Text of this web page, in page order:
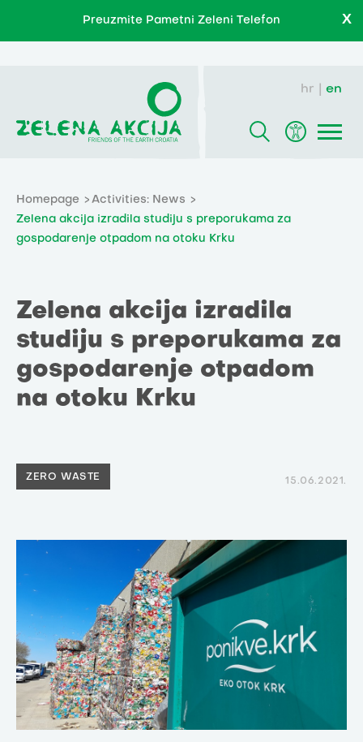
Preuzmite Pametni Zeleni Telefon X
hr en
Homepage
Activities: News
Zelena akcija izradila studiju s preporukama za
gospodarenje otpadom na otoku Krku
Zelena akcija izradila
studiju s preporukama za
gospodarenje otpadom
na otoku Krku
ZERO WASTE 15.06.2021.